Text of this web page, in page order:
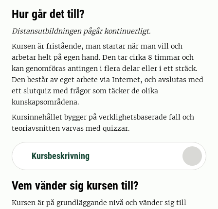
Hur går det till?
Distansutbildningen pågår kontinuerligt.
Kursen är fristående, man startar när man vill och
arbetar helt på egen hand. Den tar cirka 8 timmar och
kan genomföras antingen i flera delar eller i ett sträck.
Den består av eget arbete via Internet, och avslutas med
ett slutquiz med frågor som täcker de olika
kunskapsområdena.
Kursinnehållet bygger på verklighetsbaserade fall och
teoriavsnitten varvas med quizzar.
Kursbeskrivning
Vem vänder sig kursen till?
Kursen är på grundläggande nivå och vänder sig till